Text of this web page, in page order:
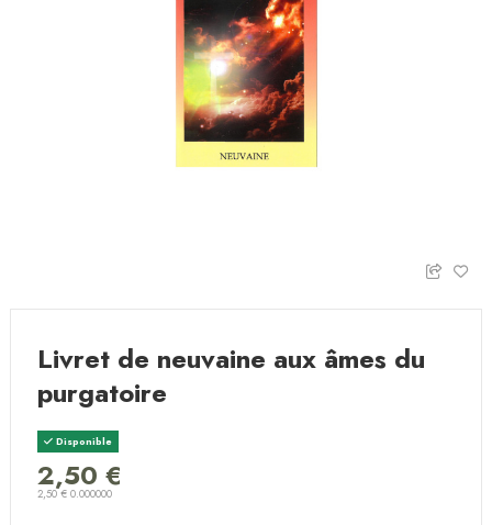
Livret de neuvaine aux âmes du
purgatoire
Disponible
2,50 €
2,50 € 0.000000